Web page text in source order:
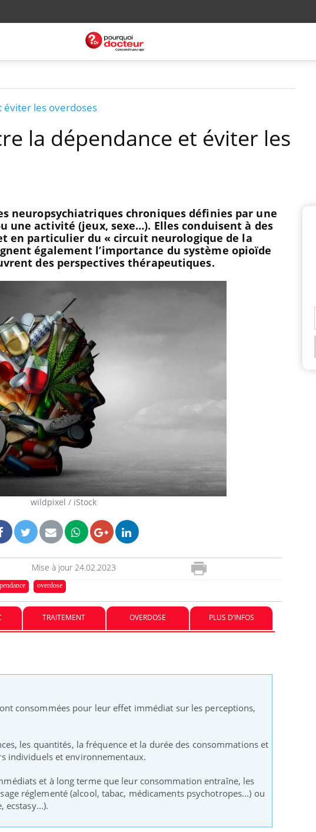
éviter les overdoses
la dépendance et éviter les
neuropsychiatriques chroniques définies par une
une activité (jeux, sexe…). Elles conduisent à des
en particulier du « circuit neurologique de la
également l’importance du système opioïde
des perspectives thérapeutiques.
wildpixel / iStock
Mise à jour 24.02.2023
overdose
TRAITEMENT OVERDOSE PLUS D’INFOS
consommées pour leur effet immédiat sur les perceptions,
les quantités, la fréquence et la durée des consommations et
individuels et environnementaux.
et à long terme que leur consommation entraîne, les
réglementé (alcool, tabac, médicaments psychotropes...) ou
ecstasy...).
Fatigue en vacances :
maladie ?
Et si les caries pouvaient
bientôt disparaître sans
plombage ?
Éclipse solaire du 12 août :
“Des verres adaptés, c'est
indispensable pour la
Mon enfant est-il trop
Bébés, jeunes enfants :
quelle trousse à pharmacie
pour les vacances ?